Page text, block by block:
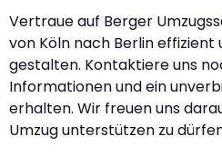
Vertraue auf Berger
von Köln nach Berlin effizient
gestalten. Kontaktiere uns
Informationen und ein
erhalten. Wir freuen uns
Umzug unterstützen zu